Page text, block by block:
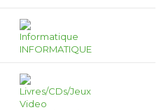
INFORMATIQUE